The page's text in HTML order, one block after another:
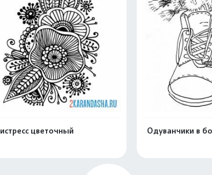
цветочный Одуванчики в